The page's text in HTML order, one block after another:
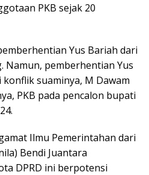
PKB sejak 20
Yus Bariah dari
Namun, pemberhentian Yus
suaminya, M Dawam
PKB pada pencalon bupati
Ilmu Pemerintahan dari
Bendi Juantara
DPRD ini berpotensi